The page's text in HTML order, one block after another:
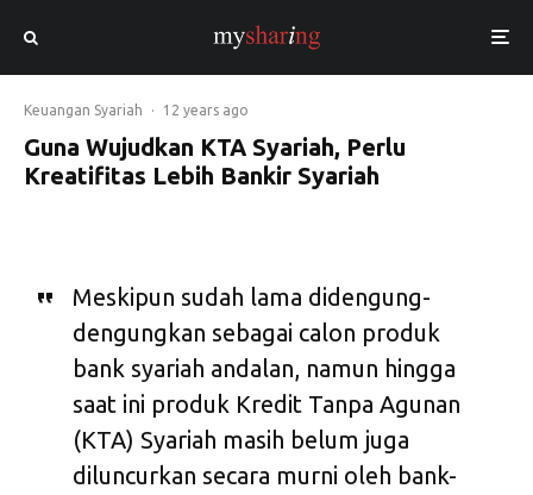
Keuangan Syariah · 12 years ago
Guna Wujudkan KTA Syariah, Perlu
Kreatifitas Lebih Bankir Syariah
Meskipun sudah lama didengung-
dengungkan sebagai calon produk
bank syariah andalan, namun hingga
saat ini produk Kredit Tanpa Agunan
(KTA) Syariah masih belum juga
diluncurkan secara murni oleh bank-